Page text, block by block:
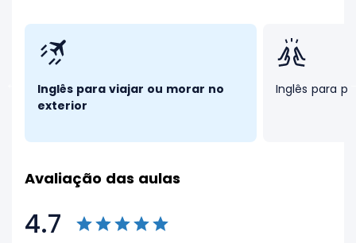
Inglês para viajar ou morar no
exterior
Inglês para
Avaliação das aulas
4.7